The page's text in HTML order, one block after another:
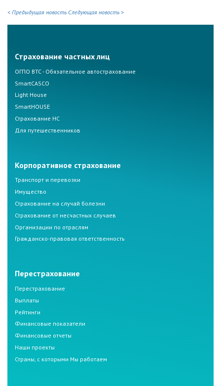
< Предыдущая новость Следующая новость >
Страхование частных лиц
ОГПО ВТС - Обязательное автострахование
SmartCASCO
Light House
SmartHOUSE
Страхование НС
Для путешественников
Корпоративное страхование
Транспорт и перевозки
Имущество
Страхование на случай болезни
Страхование от несчастных случаев
Организации по отраслям
Гражданско-правовая ответственность
Перестрахование
Перестрахование
Выплаты
Рейтинги
Финансовые показатели
Финансовые отчеты
Наши проекты
Страны, с которыми Мы работаем